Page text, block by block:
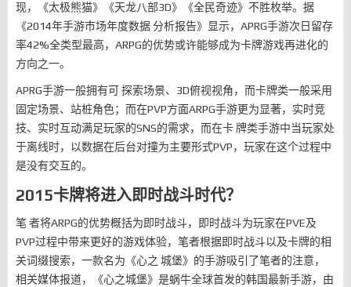
现，《太极熊猫》《天龙八部3D》《全民奇迹》不胜枚举。据
《2014年手游市场年度数据 分析报告》显示，APRG手游次日留存
率42%全类型最高，ARPG的优势或许能够成为卡牌游戏再进化的
方向之一。
APRG手游一般拥有可 探索场景、3D俯视视角，而卡牌类一般采用
固定场景、站桩角色；而在PVP方面ARPG手游更为显著，实时竞
技、实时互动满足玩家的SNS的需求，而在卡 牌类手游中当玩家处
于离线时，以数据在后台对撞为主要形式PVP，玩家在这个过程中
是没有交互的。
2015卡牌将进入即时战斗时代？
笔 者将ARPG的优势概括为即时战斗，即时战斗为玩家在PVE及
PVP过程中带来更好的游戏体验，笔者根据即时战斗以及卡牌的相
关词缀搜索，一款名为《心之 城堡》的手游吸引了笔者的注意，
相关媒体报道，《心之城堡》是蜗牛全球首发的韩国最新手游，由